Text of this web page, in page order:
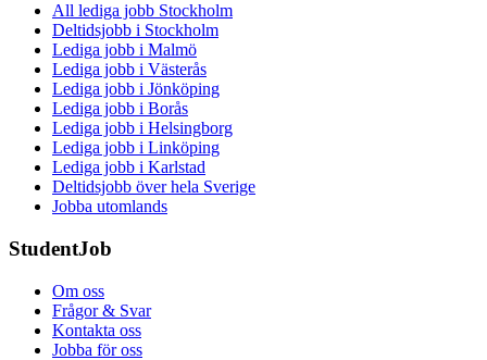
All lediga jobb Stockholm
Deltidsjobb i Stockholm
Lediga jobb i Malmö
Lediga jobb i Västerås
Lediga jobb i Jönköping
Lediga jobb i Borås
Lediga jobb i Helsingborg
Lediga jobb i Linköping
Lediga jobb i Karlstad
Deltidsjobb över hela Sverige
Jobba utomlands
StudentJob
Om oss
Frågor & Svar
Kontakta oss
Jobba för oss